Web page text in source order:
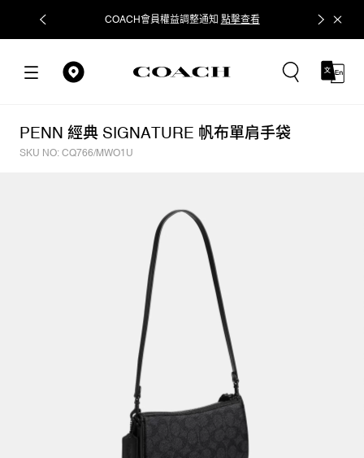
COACH會員權益調整通知 點擊查看 立即追蹤
PENN 經典 SIGNATURE 帆布單肩手袋
SKU NO: CQ766/MWO1U